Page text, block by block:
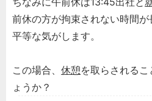
前休の方が拘束されない時間
平等な気がします。
この場合、 休憩を取らされる
ょうか？